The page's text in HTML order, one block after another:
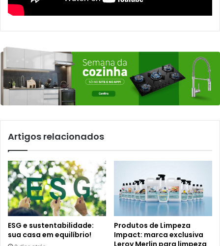
Artigos relacionados
ESG e sustentabilidade:
sua casa em equilíbrio!
Produtos de Limpeza
Impact: marca exclusiva
Leroy Merlin para limpeza